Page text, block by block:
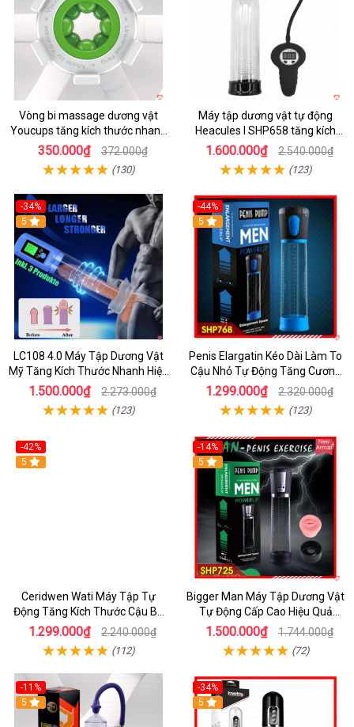
Vòng bi massage dương vật
Youcups tăng kích thước nhanh
an toàn
350.000₫ 372.000₫
(130)
Máy tập dương vật tự động
Heacules I SHP658 tăng kích
thước nhanh
1.600.000₫ 2.540.000₫
(123)
-34%
5
LC108 4.0 Máy Tập Dương Vật
Mỹ Tăng Kích Thước Nhanh Hiệu
Quả
1.500.000₫ 2.273.000₫
(123)
-44%
5
Penis Elargatin Kéo Dài Làm To
Cậu Nhỏ Tự Động Tăng Cương
Mạnh
1.299.000₫ 2.320.000₫
(123)
-42%
5
Ceridwen Wati Máy Tập Tự
Động Tăng Kích Thước Cậu Bé
Tăng Cường Sinh Lý SHP628
1.299.000₫ 2.240.000₫
(112)
-14%
5
Bigger Man Máy Tập Dương Vật
Tự Động Cấp Cao Hiệu Quả
Tăng Kích Thước
1.500.000₫ 1.744.000₫
(72)
-11%
5
-34%
5